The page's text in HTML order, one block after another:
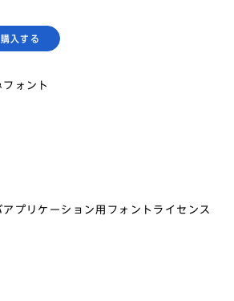
購入する
ォント
アプリケーション用フォントライセンス